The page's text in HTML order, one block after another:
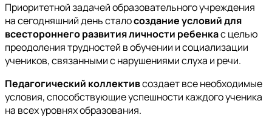
Приоритетной задачей образовательного учреждения
на сегодняшний день сталосоздание условий для
всестороннего развития личности ребенкас целью
преодоления трудностей в обучении и социализации
учеников, связанными с нарушениями слуха и речи.
Педагогический коллективсоздает все необходимые
условия, способствующие успешности каждого ученика
на всех уровнях образования.